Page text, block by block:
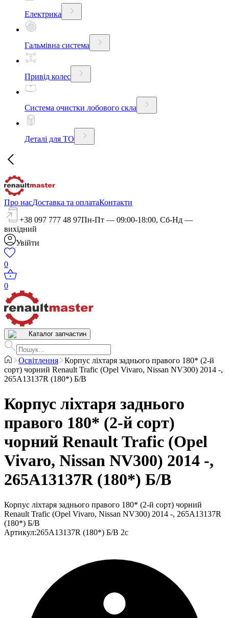
Електрика
Гальмівна система
Привід колес
Система очистки лобового скла
Деталі для ТО
Про насДоставка та оплатаКонтакти
+38 097 777 48 97Пн-Пт — 09:00-18:00, Сб-Нд —
вихідний
Увійти
0
0
Каталог запчастин
Освітлення
Корпус ліхтаря заднього правого 180* (2-й
сорт) чорний Renault Trafic (Opel Vivaro, Nissan NV300) 2014 -,
265А13137R (180*) Б/В
Корпус ліхтаря заднього
правого 180* (2-й сорт)
чорний Renault Trafic (Opel
Vivaro, Nissan NV300) 2014 -,
265А13137R (180*) Б/В
Корпус ліхтаря заднього правого 180* (2-й сорт) чорний
Renault Trafic (Opel Vivaro, Nissan NV300) 2014 -, 265А13137R
(180*) Б/В
Артикул:265А13137R (180*) Б/В 2с